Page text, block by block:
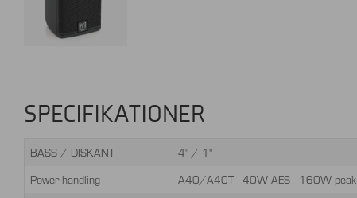
SPECIFIKATIONER
BASS / DISKANT
4" / 1"
Power handling
A40/A40T - 40W AES - 160W peak